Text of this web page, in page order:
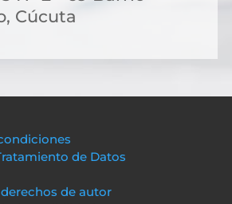
Cúcuta
de Datos
de autor